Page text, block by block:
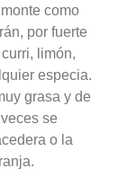
como
por fuerte
limón,
especia.
grasa y de
se
o la